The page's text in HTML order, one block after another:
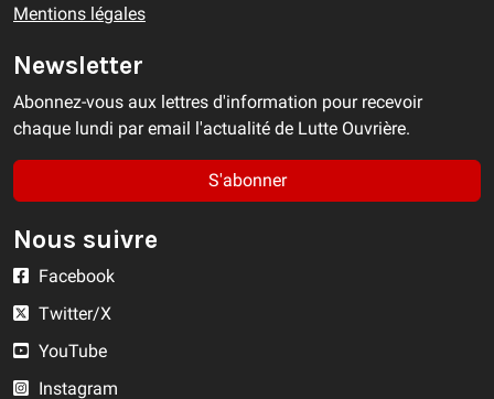
Mentions légales
Newsletter
Abonnez-vous aux lettres d'information pour recevoir
chaque lundi par email l'actualité de Lutte Ouvrière.
S'abonner
Nous suivre
Facebook
Twitter/X
YouTube
Instagram